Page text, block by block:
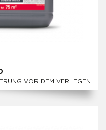
VOR DEM VERLEGEN